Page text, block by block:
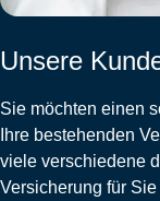
Unsere
Sie möchten einen
Ihre bestehenden
viele verschiedene
Versicherung für